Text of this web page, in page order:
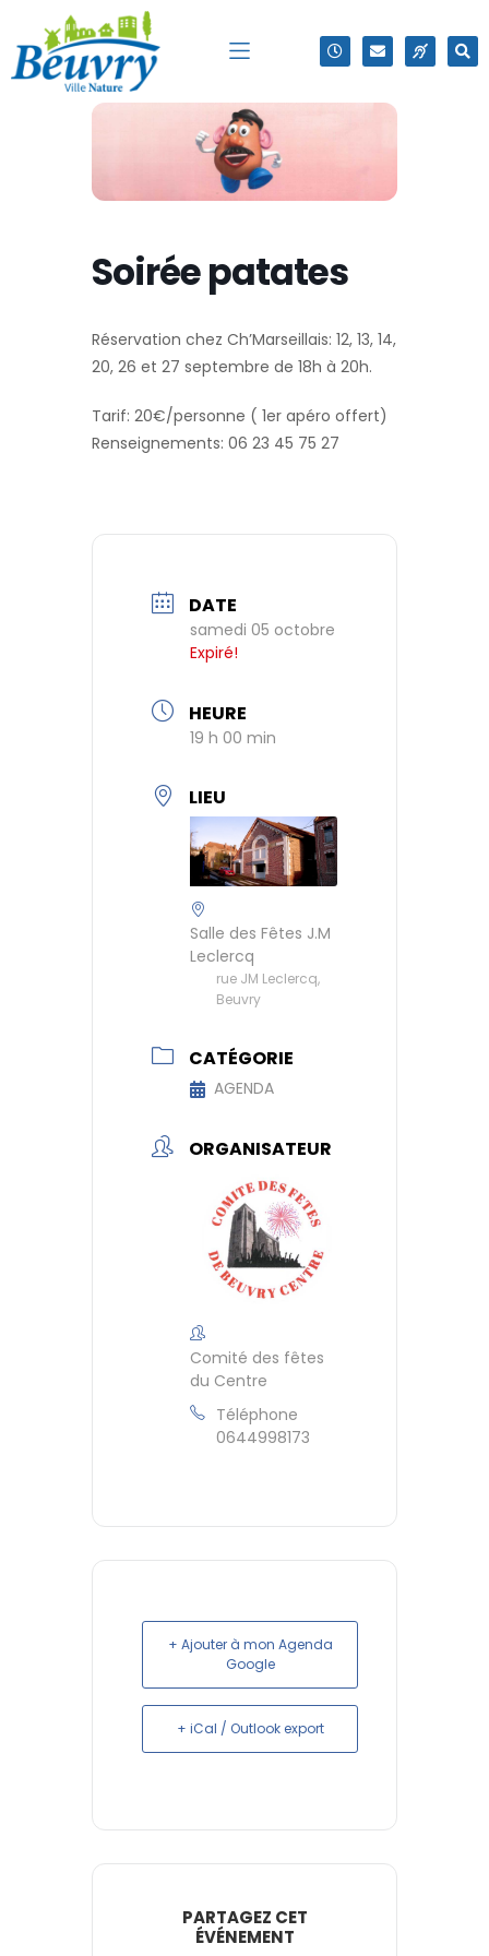
Soirée patates
Réservation chez Ch’Marseillais: 12, 13, 14,
20, 26 et 27 septembre de 18h à 20h.
Tarif: 20€/personne ( 1er apéro offert)
Renseignements: 06 23 45 75 27
DATE
samedi 05 octobre
Expiré!
HEURE
19 h 00 min
LIEU
Salle des Fêtes J.M
Leclercq
rue JM Leclercq,
Beuvry
CATÉGORIE
AGENDA
ORGANISATEUR
Comité des fêtes
du Centre
Téléphone
0644998173
+ Ajouter à mon Agenda
Google
+ iCal / Outlook export
PARTAGEZ CET
ÉVÉNEMENT